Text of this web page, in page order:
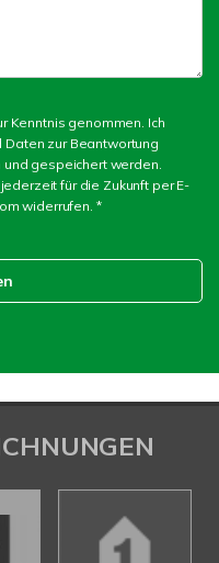
Kenntnis genommen. Ich
zur Beantwortung
gespeichert werden.
für die Zukunft per E-
widerrufen. *